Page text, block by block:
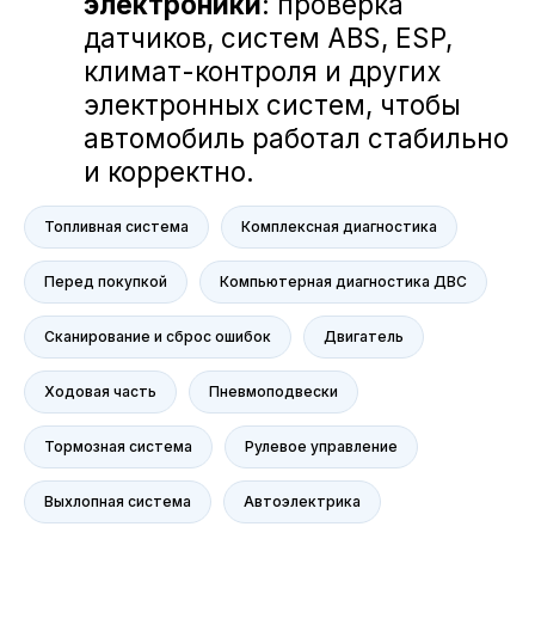
Топливная система Комплексная диагностика
Перед покупкой Компьютерная диагностика ДВС
Сканирование и сброс ошибок Двигатель
Ходовая часть Пневмоподвески
Тормозная система Рулевое управление
Выхлопная система Автоэлектрика
BMW
Porsche
Volkswagen
NORDCROSS (Lynk&Co)
Сервис
Сервис Nissan
Сервис Mercedes-Benz
Сервис BMW
Сервис Porsche
Сервис Voyah
Voyah
M-Hero
AITO SERES
Nissan
Haval
Evolute